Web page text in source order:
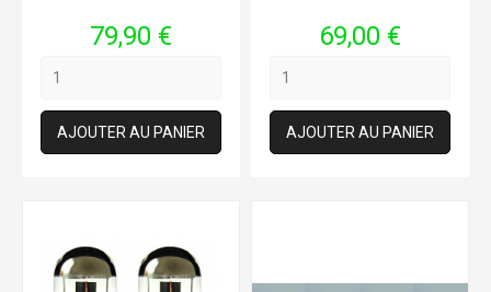
Prix
79,90 €
AJOUTER AU PANIER
Prix
69,00 €
AJOUTER AU PANIER